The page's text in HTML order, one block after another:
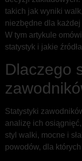
takich jak wyniki
niezbędne dla
W tym artykule
statystyk i jakie
Dlaczego
Statystyki
analizę ich
styl walki, mocne i
powodów, dla